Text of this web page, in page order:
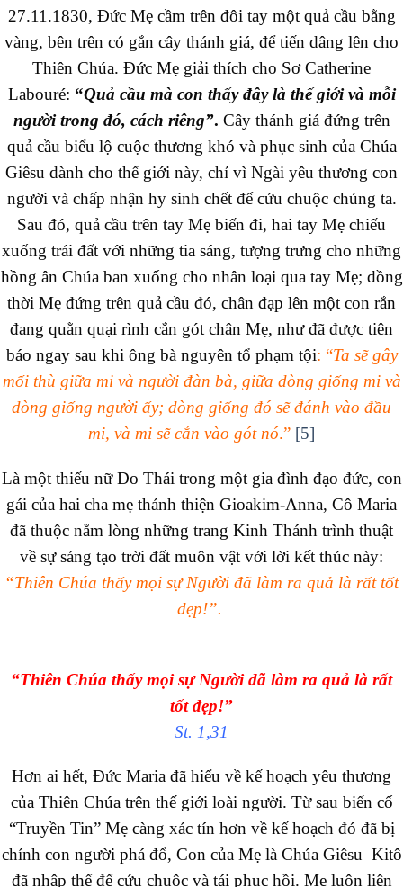
27.11.1830, Đức Mẹ cầm trên đôi tay một quả cầu bằng
vàng, bên trên có gắn cây thánh giá, để tiến dâng lên cho
Thiên Chúa. Đức Mẹ giải thích cho Sơ Catherine
Labouré: “Quả cầu mà con thấy đây là thế giới và mỗi
người trong đó, cách riêng”. Cây thánh giá đứng trên
quả cầu biểu lộ cuộc thương khó và phục sinh của Chúa
Giêsu dành cho thế giới này, chỉ vì Ngài yêu thương con
người và chấp nhận hy sinh chết để cứu chuộc chúng ta.
Sau đó, quả cầu trên tay Mẹ biến đi, hai tay Mẹ chiếu
xuống trái đất với những tia sáng, tượng trưng cho những
hồng ân Chúa ban xuống cho nhân loại qua tay Mẹ; đồng
thời Mẹ đứng trên quả cầu đó, chân đạp lên một con rắn
đang quằn quại rình cắn gót chân Mẹ, như đã được tiên
báo ngay sau khi ông bà nguyên tổ phạm tội: “Ta sẽ gây
mối thù giữa mi và người đàn bà, giữa dòng giống mi và
dòng giống người ấy; dòng giống đó sẽ đánh vào đầu
mi, và mi sẽ cắn vào gót nó.” [5]
Là một thiếu nữ Do Thái trong một gia đình đạo đức, con
gái của hai cha mẹ thánh thiện Gioakim-Anna, Cô Maria
đã thuộc nằm lòng những trang Kinh Thánh trình thuật
về sự sáng tạo trời đất muôn vật với lời kết thúc này:
“Thiên Chúa thấy mọi sự Người đã làm ra quả là rất tốt
đẹp!”.
“Thiên Chúa thấy mọi sự Người đã làm ra quả là rất
tốt đẹp!”
St. 1,31
Hơn ai hết, Đức Maria đã hiểu về kế hoạch yêu thương
của Thiên Chúa trên thế giới loài người. Từ sau biến cố
“Truyền Tin” Mẹ càng xác tín hơn về kế hoạch đó đã bị
chính con người phá đổ, Con của Mẹ là Chúa Giêsu Kitô
đã nhập thể để cứu chuộc và tái phục hồi. Mẹ luôn liên